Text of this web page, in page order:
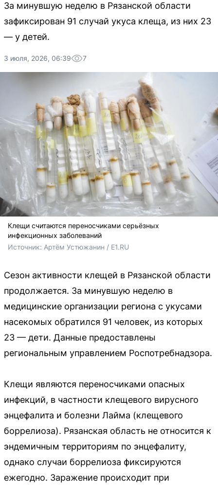
За минувшую неделю в Рязанской области
зафиксирован 91 случай укуса клеща, из них 23
— у детей.
3 июля, 2026, 06:39 7
Клещи считаются переносчиками серьёзных
инфекционных заболеваний
Источник: Артём Устюжанин / E1.RU
Сезон активности клещей в Рязанской области
продолжается. За минувшую неделю в
медицинские организации региона с укусами
насекомых обратился 91 человек, из которых
23 — дети. Данные предоставлены
региональным управлением Роспотребнадзора.
Клещи являются переносчиками опасных
инфекций, в частности клещевого вирусного
энцефалита и болезни Лайма (клещевого
боррелиоза). Рязанская область не относится к
эндемичным территориям по энцефалиту,
однако случаи боррелиоза фиксируются
ежегодно. Заражение происходит при